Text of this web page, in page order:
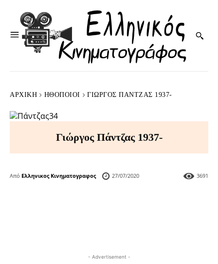
ΑΡΧΙΚΉ HΘΟΠΟΙΟΊ ΓΙΏΡΓΟΣ ΠΆΝΤΖΑΣ 1937-
Γιώργος Πάντζας 1937-
Από Ελληνικος Κινηματογραφος 27/07/2020 3691
- Advertisement -